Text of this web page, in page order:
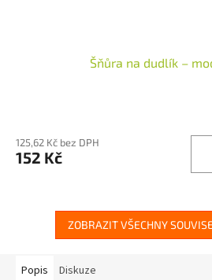
Šňůra na dudlík –
125,62 Kč bez DPH
152 Kč
ZOBRAZIT VŠECHNY
Popis Diskuze